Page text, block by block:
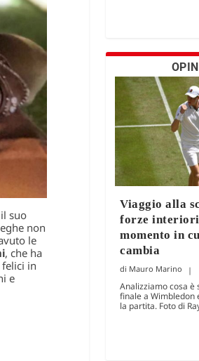
suo
non
le
, che ha
in
e
Viaggio alla
forze
momento in
cambia
Mauro Marino
Analizziamo cosa è
finale a Wimbledon
la partita. Foto di